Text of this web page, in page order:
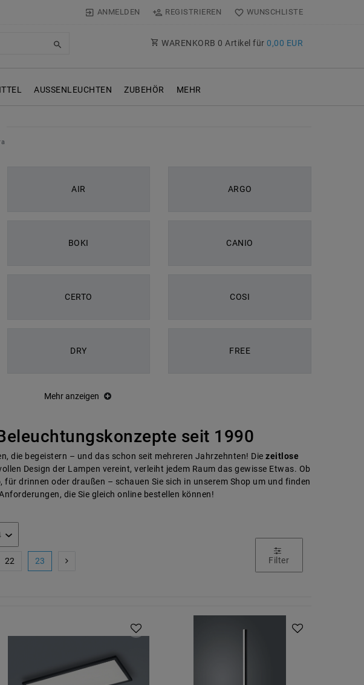
ANMELDEN REGISTRIEREN WUNSCHLISTE
WARENKORB 0 Artikel für 0,00 EUR
AUSSENLEUCHTEN ZUBEHÖR MEHR
AIR ARGO
BOKI CANIO
CERTO COSI
DRY FREE
Mehr anzeigen
seit 1990
die begeistern – und das schon seit mehreren Jahrzehnten! Die zeitlose
Design der Lampen vereint, verleiht jedem Raum das gewisse Etwas. Ob
drinnen oder draußen – schauen Sie sich in unserem Shop um und finden
die Sie gleich online bestellen können!
22 23 Filter